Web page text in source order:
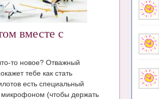
вместе с
то новое? Отважный
тебе как стать
есть специальный
(чтобы держать